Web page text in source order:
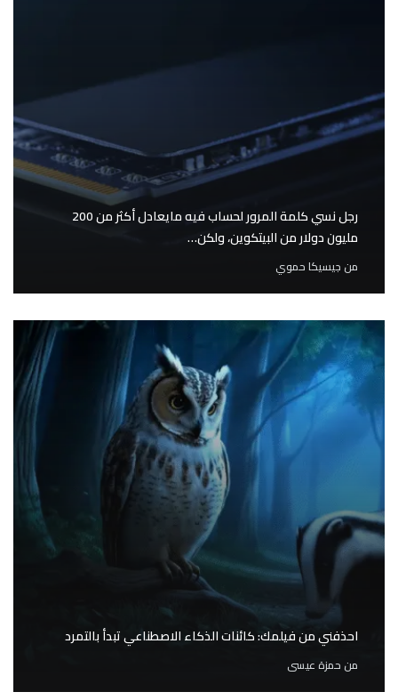
رجل نسي كلمة المرور لحساب فيه مايعادل أكثر من 200
مليون دولار من البيتكوين، ولكن…
من جيسيكا حموي
احذفني من فيلمك: كائنات الذكاء الاصطناعي تبدأ بالتمرد
من حمزة عيسى